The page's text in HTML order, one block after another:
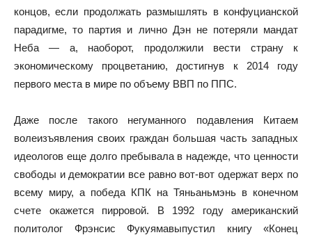
концов, если продолжать размышлять в конфуцианской
парадигме, то партия и лично Дэн не потеряли мандат
Неба — а, наоборот, продолжили вести страну к
экономическому процветанию, достигнув к 2014 году
первого места в мире по объему ВВП по ППС.
Даже после такого негуманного подавления Китаем
волеизъявления своих граждан большая часть западных
идеологов еще долго пребывала в надежде, что ценности
свободы и демократии все равно вот-вот одержат верх по
всему миру, а победа КПК на Тяньаньмэнь в конечном
счете окажется пирровой. В 1992 году американский
политолог Фрэнсис Фукуямавыпустил книгу «Конец